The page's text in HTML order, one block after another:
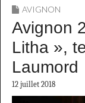
AVIGNON
Avignon
Litha »,
Laumord
12 juillet 2018